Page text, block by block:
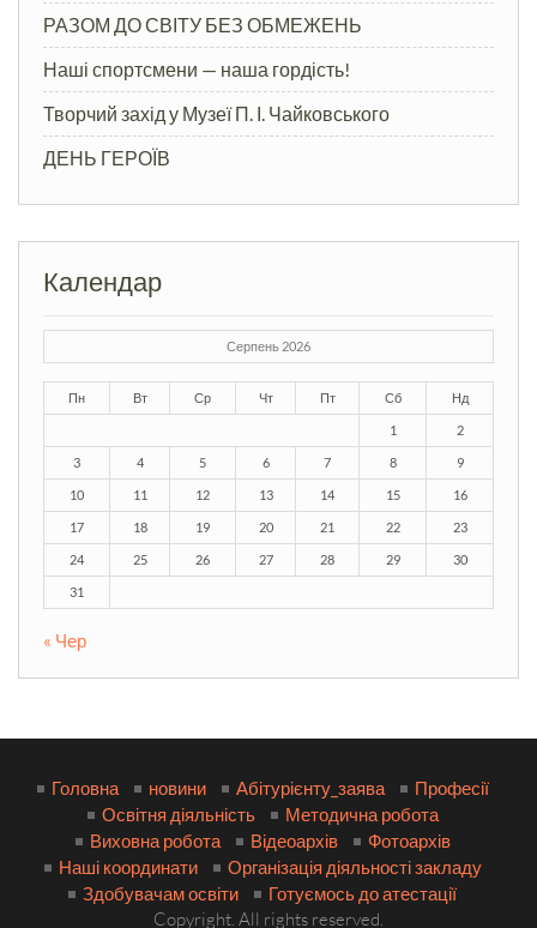
РАЗОМ ДО СВІТУ БЕЗ ОБМЕЖЕНЬ
Наші спортсмени — наша гордість!
Творчий захід у Музеї П. І. Чайковського
ДЕНЬ ГЕРОЇВ
Календар
Серпень 2026
Пн Вт Ср Чт Пт Сб Нд
1 2
3 4 5 6 7 8 9
10 11 12 13 14 15 16
17 18 19 20 21 22 23
24 25 26 27 28 29 30
31
« Чер
Головна новини Абітурієнту_заява
Професії
Освітня діяльність
Методична робота
Виховна робота
Відеоархів
Фотоархів
Наші координати
Організація діяльності закладу
Здобувачам освіти
Готуємось до атестації
Copyright. All rights reserved.